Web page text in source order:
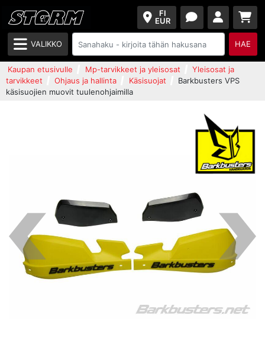
FI
EUR
VALIKKO HAE
Kaupan etusivulle Mp-tarvikkeet ja yleisosat
Yleisosat ja
tarvikkeet
Ohjaus ja hallinta Käsisuojat
Barkbusters VPS
käsisuojien muovit tuulenohjaimilla